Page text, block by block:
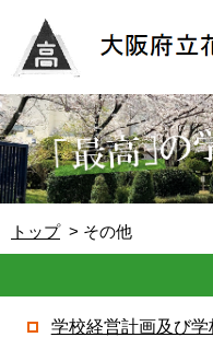
トップ その他
学校経営計画及び学